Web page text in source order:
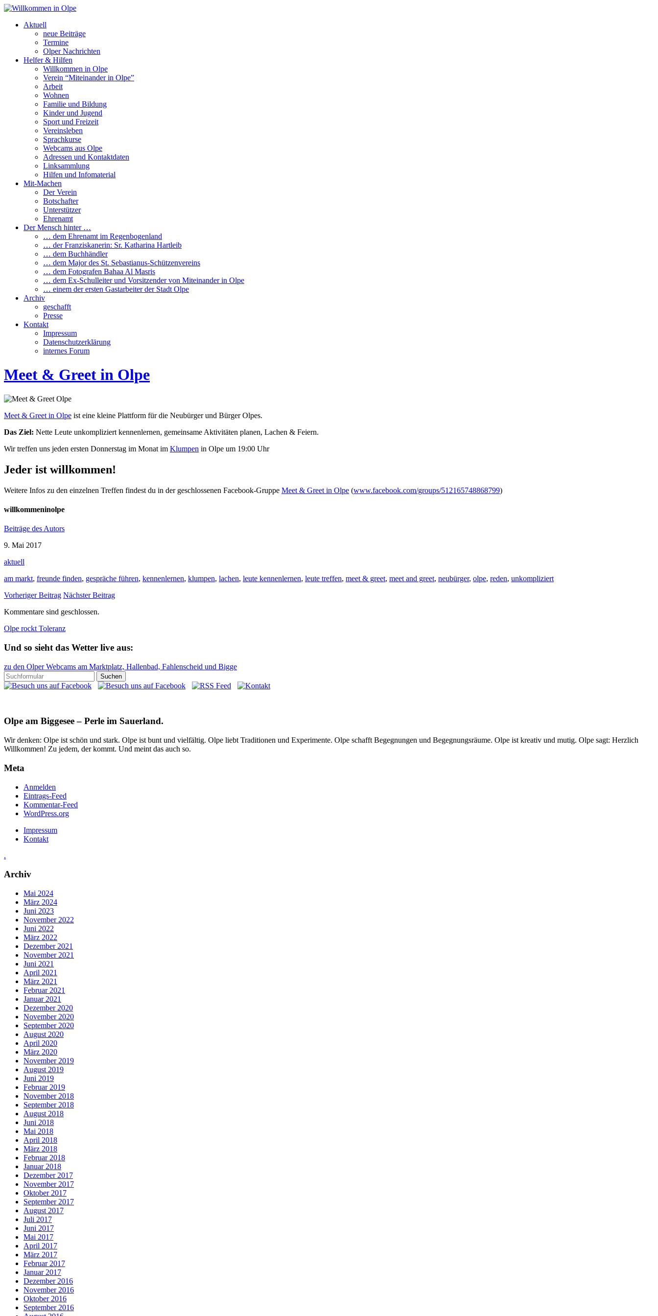
Aktuell
neue Beiträge
Termine
Olper Nachrichten
Helfer & Hilfen
Willkommen in Olpe
Verein “Miteinander in Olpe”
Arbeit
Wohnen
Familie und Bildung
Kinder und Jugend
Sport und Freizeit
Vereinsleben
Sprachkurse
Webcams aus Olpe
Adressen und Kontaktdaten
Linksammlung
Hilfen und Infomaterial
Mit-Machen
Der Verein
Botschafter
Unterstützer
Ehrenamt
Der Mensch hinter …
… dem Ehrenamt im Regenbogenland
… der Franziskanerin: Sr. Katharina Hartleib
… dem Buchhändler
… dem Major des St. Sebastianus-Schützenvereins
… dem Fotografen Bahaa Al Masris
… dem Ex-Schulleiter und Vorsitzender von Miteinander in Olpe
… einem der ersten Gastarbeiter der Stadt Olpe
Archiv
geschafft
Presse
Kontakt
Impressum
Datenschutzerklärung
internes Forum
Meet & Greet in Olpe
Meet & Greet in Olpe ist eine kleine Plattform für die Neubürgerund Bürger Olpes.
Das Ziel: Nette Leute unkompliziert kennenlernen, gemeinsame Aktivitäten planen, Lachen & Feiern.
Wir treffen uns jeden ersten Donnerstag im Monat im Klumpen in Olpe um 19:00 Uhr
Jeder ist willkommen!
Weitere Infos zu den einzelnen Treffen findest du in der geschlossenen Facebook-Gruppe Meet & Greet in Olpe (www.facebook.com/groups/512165748868799)
willkommeninolpe
Beiträge des Autors
9. Mai 2017
aktuell
am markt, freunde finden, gespräche führen, kennenlernen, klumpen, lachen, leute kennenlernen, leute treffen, meet & greet, meet and greet, neubürger, olpe, reden, unkompliziert
Vorheriger Beitrag Nächster Beitrag
Kommentare sind geschlossen.
Olpe rockt Toleranz
Und so sieht das Wetter live aus:
zu den Olper Webcams am Marktplatz, Hallenbad, Fahlenscheid und Bigge
Olpe am Biggesee – Perle im Sauerland.
Wir denken: Olpe ist schön und stark. Olpe ist bunt und vielfältig. Olpe liebt Traditionen und Experimente. Olpe schafft Begegnungen und Begegnungsräume. Olpe ist kreativ und mutig. Olpe sagt: Herzlich
Willkommen! Zu jedem, der kommt. Und meint das auch so.
Meta
Anmelden
Eintrags-Feed
Kommentar-Feed
WordPress.org
Impressum
Kontakt
.
Archiv
Mai 2024
März 2024
Juni 2023
November 2022
Juni 2022
März 2022
Dezember 2021
November 2021
Juni 2021
April 2021
März 2021
Februar 2021
Januar 2021
Dezember 2020
November 2020
September 2020
August 2020
April 2020
März 2020
November 2019
August 2019
Juni 2019
Februar 2019
November 2018
September 2018
August 2018
Juni 2018
Mai 2018
April 2018
März 2018
Februar 2018
Januar 2018
Dezember 2017
November 2017
Oktober 2017
September 2017
August 2017
Juli 2017
Juni 2017
Mai 2017
April 2017
März 2017
Februar 2017
Januar 2017
Dezember 2016
November 2016
Oktober 2016
September 2016